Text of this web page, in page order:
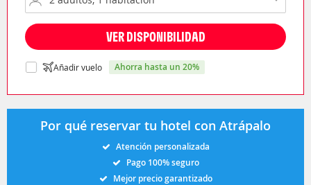
VER DISPONIBILIDAD
Añadir vuelo ahorra hasta un 20%
Por qué reservar tu hotel con Atrápalo
Atención personalizada
Pago 100% seguro
Mejor precio garantizado